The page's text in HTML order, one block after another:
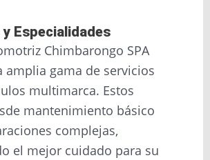
Especialidades
Chimbarongo SPA
amplia gama de servicios
multimarca. Estos
mantenimiento básico
complejas,
el mejor cuidado para su